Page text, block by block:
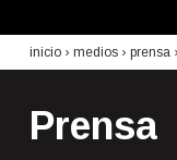
inicio › medios › prensa
Prensa